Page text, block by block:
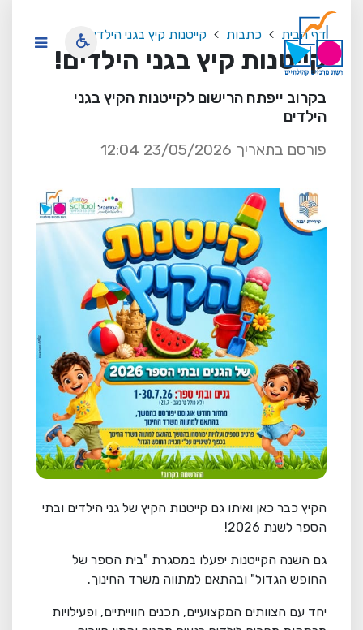
דף הבית כתבות קייטנות קיץ בגני הילדים!
קייטנות קיץ בגני הילדים!
בקרוב ייפתח הרישום לקייטנות הקיץ בגני
הילדים
פורסם בתאריך 23/05/2026 12:04
הקיץ כבר כאן ואיתו גם קייטנות הקיץ של גני הילדים ובתי
הספר לשנת 2026!
גם השנה הקייטנות יפעלו במסגרת "בית הספר של
החופש הגדול" ובהתאם למתווה משרד החינוך.
יחד עם הצוותים המקצועיים, תכנים חווייתיים, ופעילויות